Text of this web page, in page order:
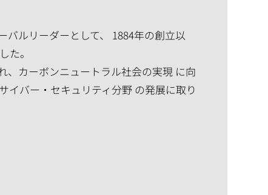
ルリーダーとして、 1884年の創立以
た。
、カーボンニュートラル社会の実現 に向
イバー・セキュリティ分野 の発展に取り